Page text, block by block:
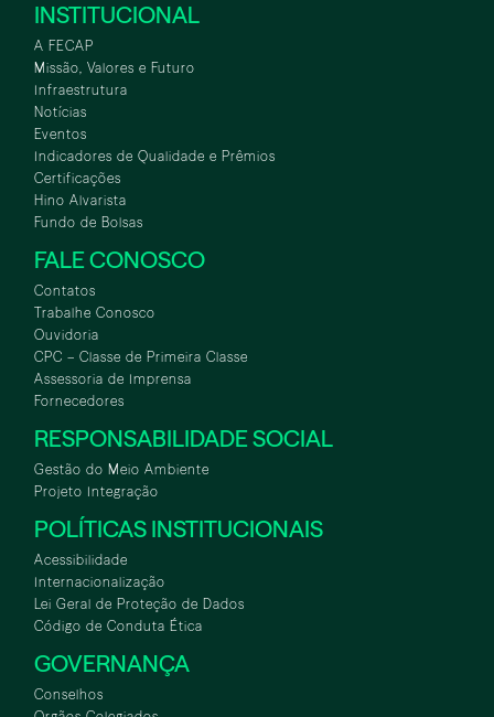
INSTITUCIONAL
A FECAP
Missão, Valores e Futuro
Infraestrutura
Notícias
Eventos
Indicadores de Qualidade e Prêmios
Certificações
Hino Alvarista
Fundo de Bolsas
FALE CONOSCO
Contatos
Trabalhe Conosco
Ouvidoria
CPC – Classe de Primeira Classe
Assessoria de Imprensa
Fornecedores
RESPONSABILIDADE SOCIAL
Gestão do Meio Ambiente
Projeto Integração
POLÍTICAS INSTITUCIONAIS
Acessibilidade
Internacionalização
Lei Geral de Proteção de Dados
Código de Conduta Ética
GOVERNANÇA
Conselhos